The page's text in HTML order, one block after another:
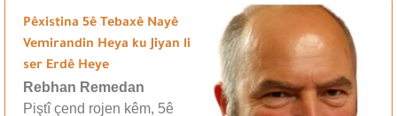
Pêxistina 5ê Tebaxê Nayê
Vemirandin Heya ku Jiyan li
ser Erdê Heye
Rebhan Remedan
Piştî çend rojen kêm, 5ê